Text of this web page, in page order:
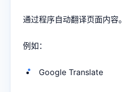
通过程序自动翻译页面内容。
例如：
Google Translate